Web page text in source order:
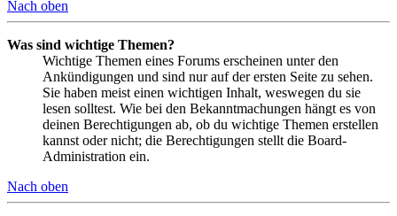
Nach oben
Was sind wichtige Themen?
Wichtige Themen eines Forums erscheinen unter den
Ankündigungen und sind nur auf der ersten Seite zu sehen.
Sie haben meist einen wichtigen Inhalt, weswegen du sie
lesen solltest. Wie bei den Bekanntmachungen hängt es von
deinen Berechtigungen ab, ob du wichtige Themen erstellen
kannst oder nicht; die Berechtigungen stellt die Board-
Administration ein.
Nach oben